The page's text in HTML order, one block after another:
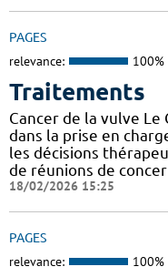
PAGES
relevance: 100%
Traitements
Cancer de la vulve
dans la prise en
les décisions
de réunions de
18/02/2026 15:25
PAGES
relevance: 100%